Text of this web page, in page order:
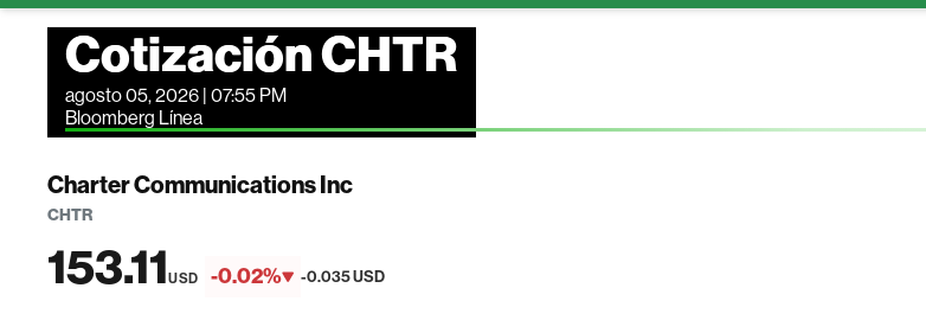
Cotización CHTR
agosto 05, 2026 | 07:55 PM
Bloomberg Línea
Charter Communications Inc
CHTR
153.11USD -0.02% -0.035 USD